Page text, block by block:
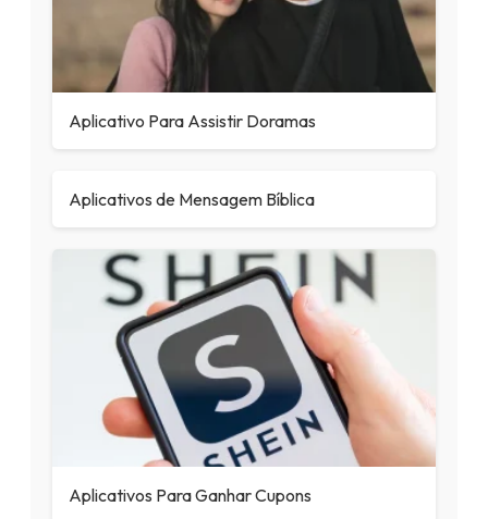
Aplicativo Para Assistir Doramas
Aplicativos de Mensagem Bíblica
Aplicativos Para Ganhar Cupons